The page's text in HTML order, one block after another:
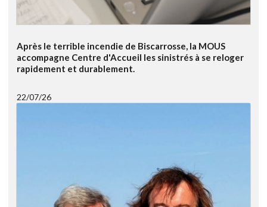
Après le terrible incendie de Biscarrosse, la MOUS
accompagne Centre d'Accueil les sinistrés à se reloger
rapidement et durablement.
22/07/26